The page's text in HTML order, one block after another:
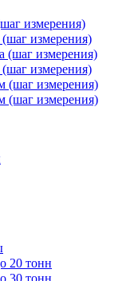
измерения)
измерения)
(шаг измерения)
измерения)
(шаг измерения)
(шаг измерения)
20 тонн
30 тонн